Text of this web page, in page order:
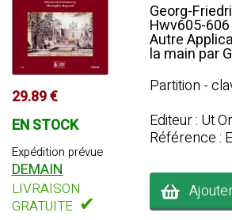
29.89 €
EN STOCK
Expédition prévue
DEMAIN
LIVRAISON
GRATUITE ✔
Georg-
Hwv605-
Autre
la main par
Partition -
Editeur : Ut
Référence :
Ajouter